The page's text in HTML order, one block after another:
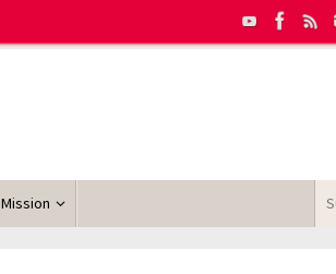
Mission